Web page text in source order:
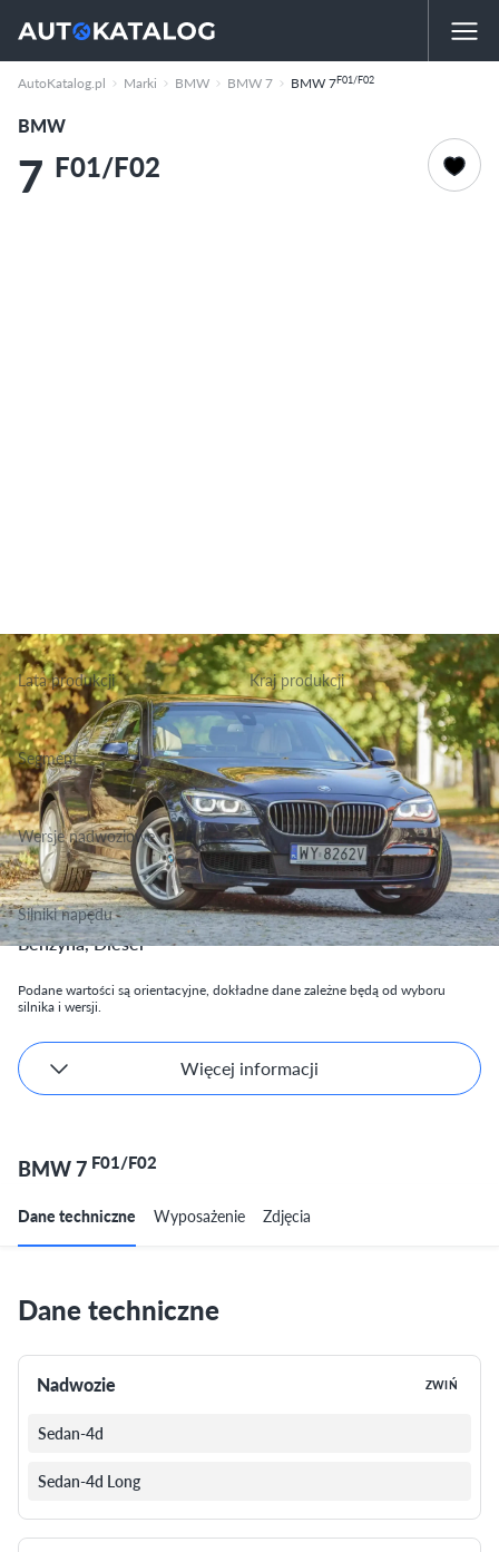
AutoKatalog.pl Marki BMW BMW 7 BMW 7F01/F02
BMW
7 F01/F02
Lata produkcji
2008-2015
Kraj produkcji
Niemcy
Segment
Grupa Podstawowa, Klasa Luksusowe
Wersje nadwoziowe
Sedan
Silniki napędu
Benzyna, Diesel
Podane wartości są orientacyjne, dokładne dane zależne będą od wyboru
silnika i wersji.
Więcej informacji
BMW 7 F01/F02
Dane techniczne Wyposażenie Zdjęcia
Dane techniczne
Nadwozie ZWIŃ
Sedan-4d
Sedan-4d Long